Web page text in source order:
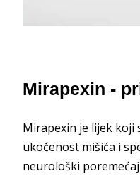
Mirapexin -
Mirapexin je lijek koji
ukočenost mišića i
neurološki